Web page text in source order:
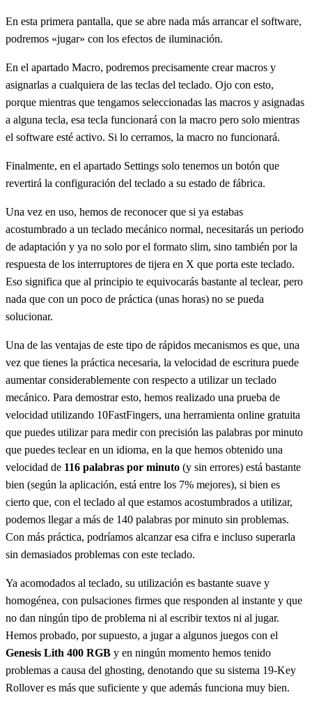
En esta primera pantalla, que se abre nada más arrancar el software,
podremos «jugar» con los efectos de iluminación.
En el apartado Macro, podremos precisamente crear macros y
asignarlas a cualquiera de las teclas del teclado. Ojo con esto,
porque mientras que tengamos seleccionadas las macros y asignadas
a alguna tecla, esa tecla funcionará con la macro pero solo mientras
el software esté activo. Si lo cerramos, la macro no funcionará.
Finalmente, en el apartado Settings solo tenemos un botón que
revertirá la configuración del teclado a su estado de fábrica.
Una vez en uso, hemos de reconocer que si ya estabas
acostumbrado a un teclado mecánico normal, necesitarás un periodo
de adaptación y ya no solo por el formato slim, sino también por la
respuesta de los interruptores de tijera en X que porta este teclado.
Eso significa que al principio te equivocarás bastante al teclear, pero
nada que con un poco de práctica (unas horas) no se pueda
solucionar.
Una de las ventajas de este tipo de rápidos mecanismos es que, una
vez que tienes la práctica necesaria, la velocidad de escritura puede
aumentar considerablemente con respecto a utilizar un teclado
mecánico. Para demostrar esto, hemos realizado una prueba de
velocidad utilizando 10FastFingers, una herramienta online gratuita
que puedes utilizar para medir con precisión las palabras por minuto
que puedes teclear en un idioma, en la que hemos obtenido una
velocidad de 116 palabras por minuto (y sin errores) está bastante
bien (según la aplicación, está entre los 7% mejores), si bien es
cierto que, con el teclado al que estamos acostumbrados a utilizar,
podemos llegar a más de 140 palabras por minuto sin problemas.
Con más práctica, podríamos alcanzar esa cifra e incluso superarla
sin demasiados problemas con este teclado.
Ya acomodados al teclado, su utilización es bastante suave y
homogénea, con pulsaciones firmes que responden al instante y que
no dan ningún tipo de problema ni al escribir textos ni al jugar.
Hemos probado, por supuesto, a jugar a algunos juegos con el
Genesis Lith 400 RGB y en ningún momento hemos tenido
problemas a causa del ghosting, denotando que su sistema 19-Key
Rollover es más que suficiente y que además funciona muy bien.